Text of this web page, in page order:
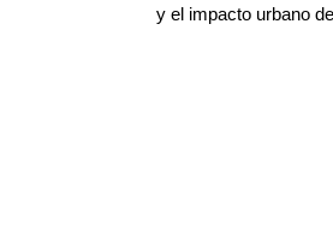
y el impacto urbano